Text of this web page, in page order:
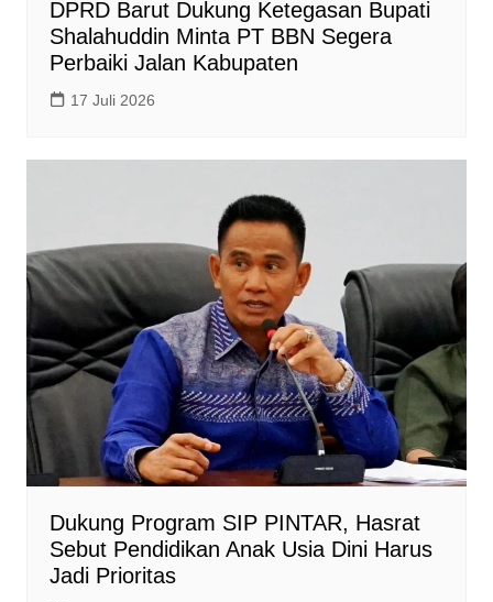
DPRD Barut Dukung Ketegasan Bupati
Shalahuddin Minta PT BBN Segera
Perbaiki Jalan Kabupaten
17 Juli 2026
Dukung Program SIP PINTAR, Hasrat
Sebut Pendidikan Anak Usia Dini Harus
Jadi Prioritas